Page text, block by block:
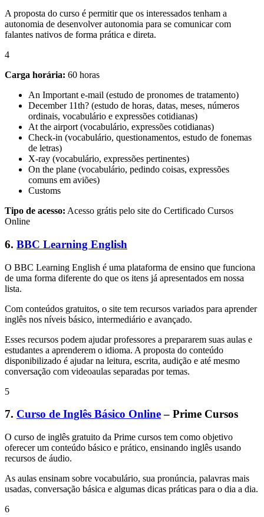
A proposta do curso é permitir que os interessados tenham a
autonomia de desenvolver autonomia para se comunicar com
falantes nativos de forma prática e direta.
4
Carga horária: 60 horas
An Important e-mail (estudo de pronomes de tratamento)
December 11th? (estudo de horas, datas, meses, números
ordinais, vocabulário e expressões cotidianas)
At the airport (vocabulário, expressões cotidianas)
Check-in (vocabulário, questionamentos, estudo de fonemas
de letras)
X-ray (vocabulário, expressões pertinentes)
On the plane (vocabulário, pedindo coisas, expressões
comuns em aviões)
Customs
Tipo de acesso: Acesso grátis pelo site do Certificado Cursos
Online
6. BBC Learning English
O BBC Learning English é uma plataforma de ensino que funciona
de uma forma diferente do que os itens já apresentados em nossa
lista.
Com conteúdos gratuitos, o site tem recursos variados para aprender
inglês nos níveis básico, intermediário e avançado.
Esses recursos podem ajudar professores a prepararem suas aulas e
estudantes a aprenderem o idioma. A proposta do conteúdo
disponibilizado é ajudar na leitura, escrita, audição e até mesmo
conversação com videoaulas separadas por temas.
5
7. Curso de Inglês Básico Online– Prime Cursos
O curso de inglês gratuito da Prime cursos tem como objetivo
oferecer um conteúdo básico e prático, ensinando inglês usando
recursos de áudio.
As aulas ensinam sobre vocabulário, sua pronúncia, palavras mais
usadas, conversação básica e algumas dicas práticas para o dia a dia.
6